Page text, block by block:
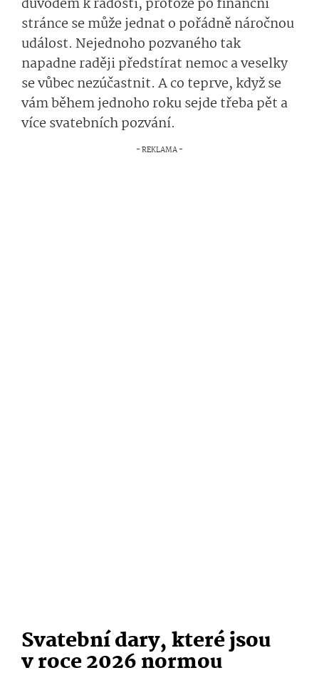
důvodem k radosti, protože po finanční
stránce se může jednat o pořádně náročnou
událost. Nejednoho pozvaného tak
napadne raději předstírat nemoc a veselky
se vůbec nezúčastnit. A co teprve, když se
vám během jednoho roku sejde třeba pět a
více svatebních pozvání.
Svatební dary, které jsou
v roce 2026 normou